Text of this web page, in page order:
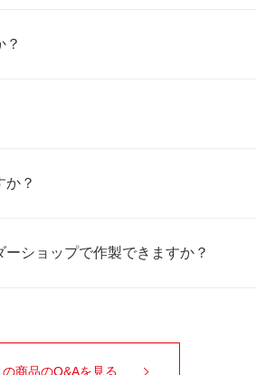
？
か？
ショップで作製できますか？
の商品のQ&Aを見る